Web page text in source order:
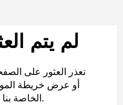
لم يتم
تعذر العثور على
الخاصة بنا لمساعدتك في العثور على ما تريد.